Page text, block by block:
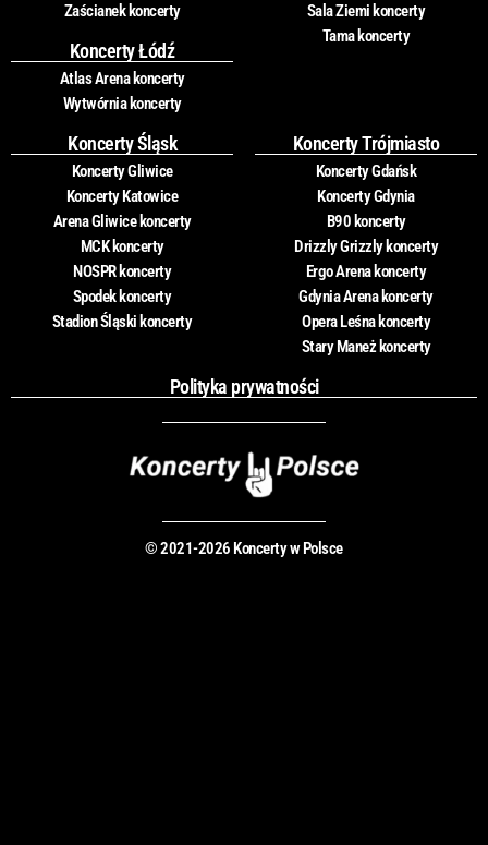
Zaścianek koncerty
Koncerty Łódź
Atlas Arena koncerty
Wytwórnia koncerty
Sala Ziemi koncerty
Tama koncerty
Koncerty Śląsk
Koncerty Gliwice
Koncerty Katowice
Arena Gliwice koncerty
MCK koncerty
NOSPR koncerty
Spodek koncerty
Stadion Śląski koncerty
Koncerty Trójmiasto
Koncerty Gdańsk
Koncerty Gdynia
B90 koncerty
Drizzly Grizzly koncerty
Ergo Arena koncerty
Gdynia Arena koncerty
Opera Leśna koncerty
Stary Maneż koncerty
Polityka prywatności
© 2021-2026 Koncerty w Polsce